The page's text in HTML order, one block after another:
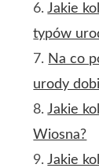
Jakie
typów
Na co
urody
Jakie
Wiosna?
Jakie